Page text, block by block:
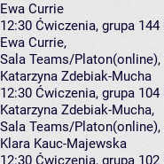
Ewa Currie
12:30 Ćwiczenia, grupa 144
Ewa Currie,
Sala Teams/Platon(online),
Katarzyna Zdebiak-Mucha
12:30 Ćwiczenia, grupa 104
Katarzyna Zdebiak-Mucha,
Sala Teams/Platon(online),
Klara Kauc-Majewska
12:30 Ćwiczenia, grupa 102